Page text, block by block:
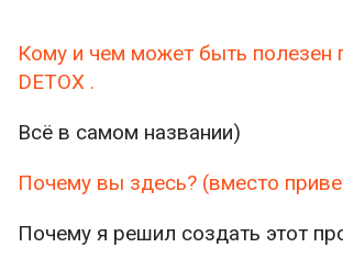
Кому и чем может быть полезен
DETOX .
Всё в самом названии)
Почему вы здесь? (вместо
Почему я решил создать этот